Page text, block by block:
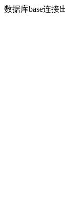
数据库base连接